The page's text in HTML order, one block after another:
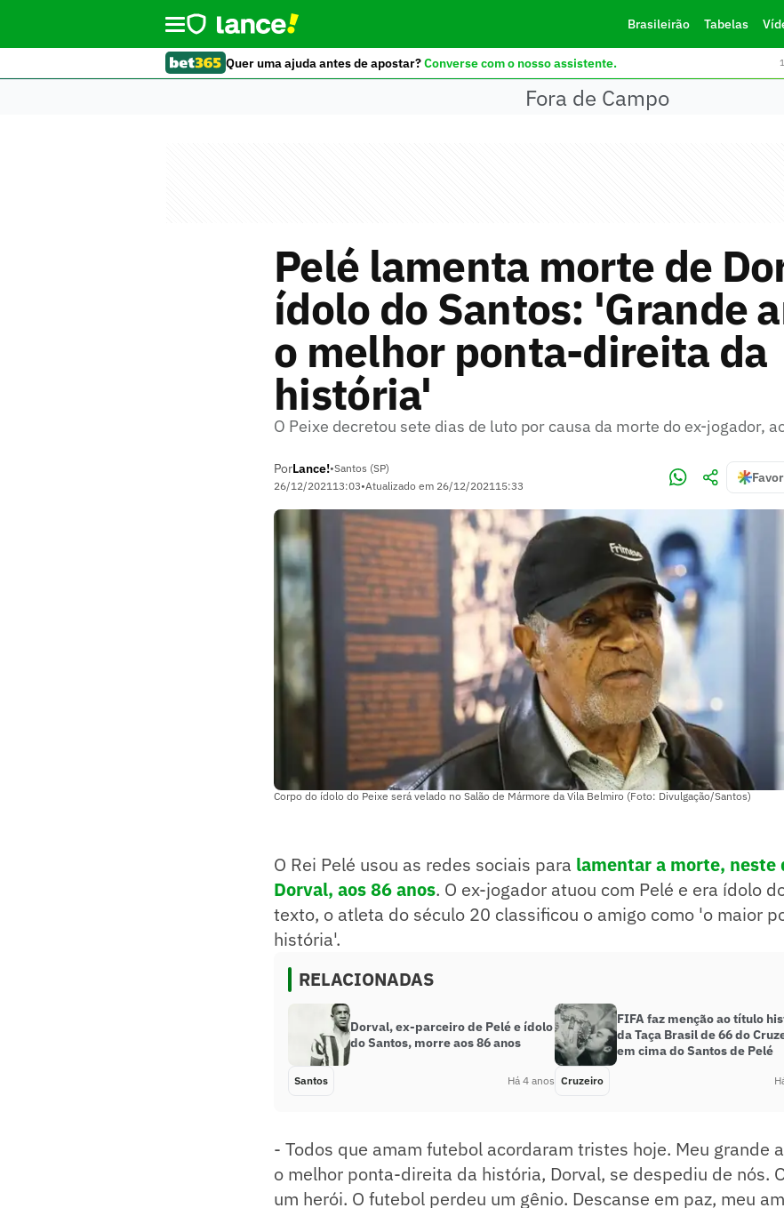
Brasileirão Tabelas
Quer uma ajuda antes de apostar?Converse com o nosso assistente.
Fora de Campo
Pelé lamenta morte de
ídolo do Santos: 'Grande
o melhor ponta-direita da
história'
O Peixe decretou sete dias de luto por causa da morte do ex-jogador,
PorLance!•Santos (SP)
26/12/202113:03•Atualizado em 26/12/202115:33
Corpo do ídolo do Peixe será velado no Salão de Mármore da Vila Belmiro (Foto: Divulgação/Santos)
O Rei Pelé usou as redes sociais para lamentar a morte, neste
Dorval, aos 86 anos. O ex-jogador atuou com Pelé e era ídolo
texto, o atleta do século 20 classificou o amigo como 'o maior
história'.
RELACIONADAS
Dorval, ex-parceiro de Pelé e ídolo
do Santos, morre aos 86 anos
Santos Há 4 anos
FIFA faz menção ao título
da Taça Brasil de 66 do
em cima do Santos de Pelé
Cruzeiro
- Todos que amam futebol acordaram tristes hoje. Meu grande
o melhor ponta-direita da história, Dorval, se despediu de nós.
um herói. O futebol perdeu um gênio. Descanse em paz, meu